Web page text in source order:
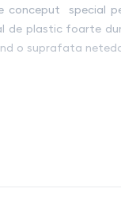
conceput special
de plastic foarte
o suprafata